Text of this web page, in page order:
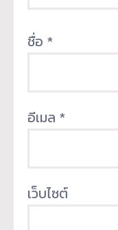
ชื่อ *
อีเมล *
เว็บไซต์